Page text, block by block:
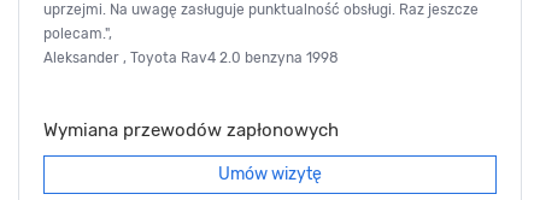
uprzejmi. Na uwagę zasługuje punktualność obsługi. Raz jeszcze
polecam.",
Aleksander , Toyota Rav4 2.0 benzyna 1998
Wymiana przewodów zapłonowych
Umów wizytę